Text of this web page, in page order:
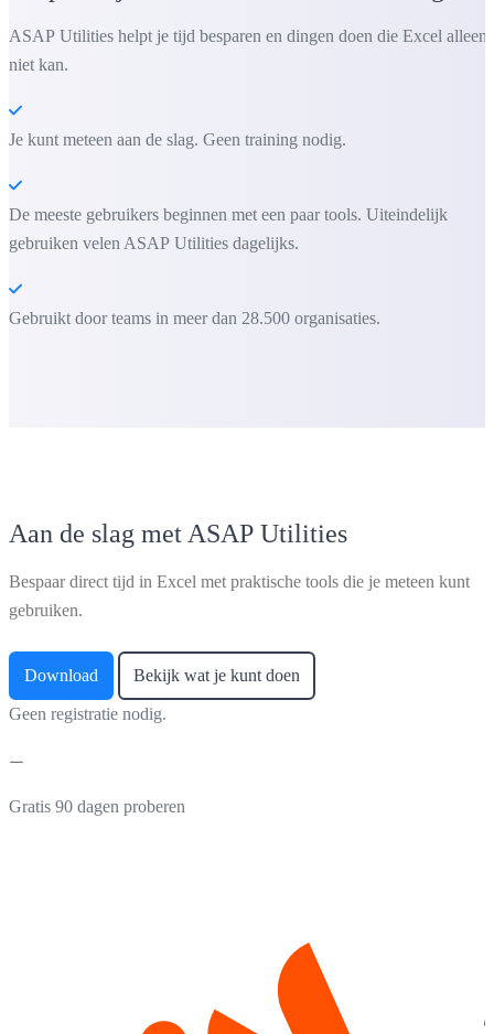
ASAP Utilities helpt je tijd besparen en dingen doen die Excel alleen
niet kan.
Je kunt meteen aan de slag. Geen training nodig.
De meeste gebruikers beginnen met een paar tools. Uiteindelijk
gebruiken velen ASAP Utilities dagelijks.
Gebruikt door teams in meer dan 28.500 organisaties.
Aan de slag met ASAP Utilities
Bespaar direct tijd in Excel met praktische tools die je meteen kunt
gebruiken.
Download Bekijk wat je kunt doen
Geen registratie nodig.
Gratis 90 dagen proberen